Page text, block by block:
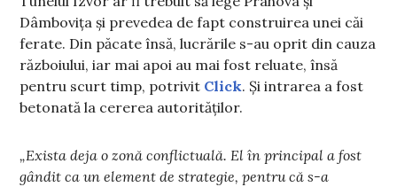
Dâmbovița și prevedea de fapt construirea unei căi
ferate. Din păcate însă, lucrările s-au oprit din cauza
războiului, iar mai apoi au mai fost reluate, însă
pentru scurt timp, potrivit Click. Și intrarea a fost
betonată la cererea autorităților.
„Exista deja o zonă conflictuală. El în principal a fost
gândit ca un element de strategie, pentru că s-a